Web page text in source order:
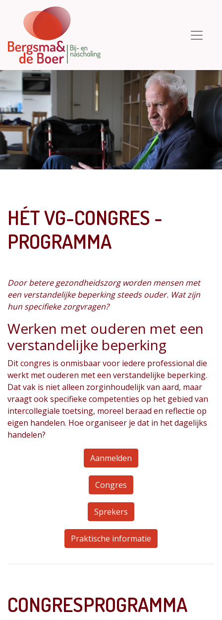
HÉT VG-CONGRES -
PROGRAMMA
Door betere gezondheidszorg worden mensen met
een verstandelijke beperking steeds ouder. Wat zijn
hun specifieke zorgvragen?
Werken met ouderen met een
verstandelijke beperking
Dit congres is onmisbaar voor iedere professional die
werkt met ouderen met een verstandelijke beperking.
Dat vak is niet alleen zorginhoudelijk van aard, maar
vraagt ook specifieke competenties op het gebied van
intercollegiale toetsing, moreel beraad en reflectie op
eigen handelen. Hoe organiseer je dat in het dagelijks
handelen?
Aanmelden
Congres
Sprekers
Praktische informatie
CONGRESPROGRAMMA